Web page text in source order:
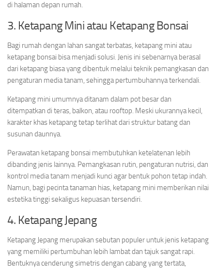
di halaman depan rumah.
3. Ketapang Mini atau Ketapang Bonsai
Bagi rumah dengan lahan sangat terbatas, ketapang mini atau
ketapang bonsai bisa menjadi solusi. Jenis ini sebenarnya berasal
dari ketapang biasa yang dibentuk melalui teknik pemangkasan dan
pengaturan media tanam, sehingga pertumbuhannya terkendali.
Ketapang mini umumnya ditanam dalam pot besar dan
ditempatkan di teras, balkon, atau rooftop. Meski ukurannya kecil,
karakter khas ketapang tetap terlihat dari struktur batang dan
susunan daunnya.
Perawatan ketapang bonsai membutuhkan ketelatenan lebih
dibanding jenis lainnya. Pemangkasan rutin, pengaturan nutrisi, dan
kontrol media tanam menjadi kunci agar bentuk pohon tetap indah.
Namun, bagi pecinta tanaman hias, ketapang mini memberikan nilai
estetika tinggi sekaligus kepuasan tersendiri.
4. Ketapang Jepang
Ketapang Jepang merupakan sebutan populer untuk jenis ketapang
yang memiliki pertumbuhan lebih lambat dan tajuk sangat rapi.
Bentuknya cenderung simetris dengan cabang yang tertata,